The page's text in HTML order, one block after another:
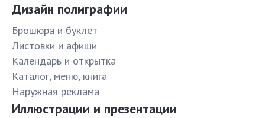
Дизайн полиграфии
Брошюра и буклет
Листовки и афиши
Календарь и открытка
Каталог, меню, книга
Наружная реклама
Иллюстрации и презентации